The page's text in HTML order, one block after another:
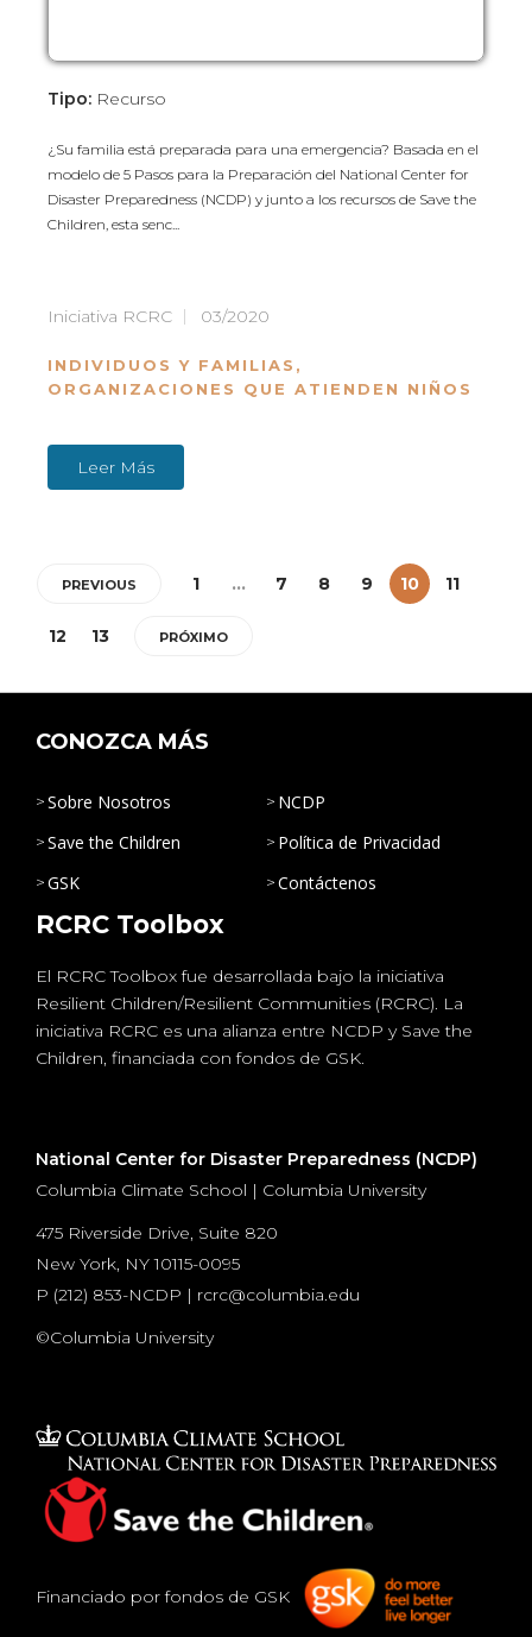
Tipo: Recurso
¿Su familia está preparada para una emergencia? Basada en el
modelo de 5 Pasos para la Preparación del National Center for
Disaster Preparedness (NCDP) y junto a los recursos de Save the
Children, esta senc...
Iniciativa RCRC 03/2020
INDIVIDUOS Y FAMILIAS ,
ORGANIZACIONES QUE ATIENDEN NIÑOS
Leer Más
PREVIOUS 1 … 7 8 9 10 11
12 13 PRÓXIMO
CONOZCA MÁS
Sobre Nosotros
NCDP
Save the Children
Política de Privacidad
GSK
Contáctenos
RCRC Toolbox
El RCRC Toolbox fue desarrollada bajo la iniciativa
Resilient Children/Resilient Communities (RCRC). La
iniciativa RCRC es una alianza entre NCDP y Save the
Children, financiada con fondos de GSK.
National Center for Disaster Preparedness (NCDP)
Columbia Climate School | Columbia University
475 Riverside Drive, Suite 820
New York, NY 10115-0095
P (212) 853-NCDP | rcrc@columbia.edu
©Columbia University
Financiado por fondos de GSK